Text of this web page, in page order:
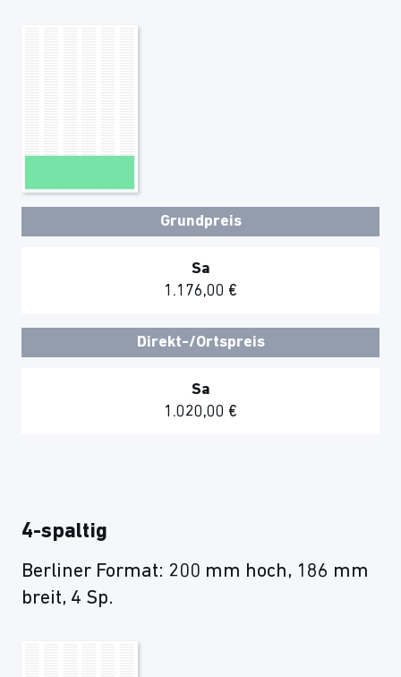
Grundpreis
Sa
1.176,00 €
Direkt-/Ortspreis
Sa
1.020,00 €
4-spaltig
Berliner Format: 200 mm hoch, 186 mm
breit, 4 Sp.